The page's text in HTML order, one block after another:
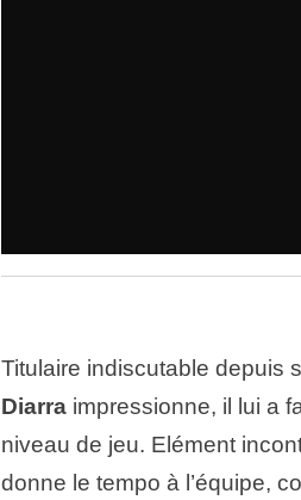
Titulaire indiscutable depuis
Diarra impressionne, il lui a
niveau de jeu. Elément
donne le tempo à l’équipe,